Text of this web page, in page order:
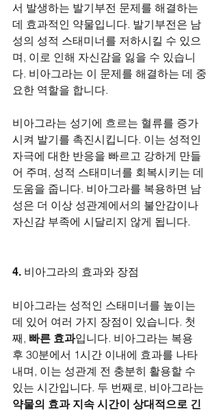
서 발생하는 발기부전 문제를 해결하는
데 효과적인 약물입니다. 발기부전은 남
성의 성적 스태미너를 저하시킬 수 있으
며, 이로 인해 자신감을 잃을 수 있습니
다. 비아그라는 이 문제를 해결하는 데 중
요한 역할을 합니다.
비아그라는 성기에 흐르는 혈류를 증가
시켜 발기를 촉진시킵니다. 이는 성적인
자극에 대한 반응을 빠르고 강하게 만들
어 주며, 성적 스태미너를 회복시키는 데
도움을 줍니다. 비아그라를 복용하면 남
성은 더 이상 성관계에서의 불안감이나
자신감 부족에 시달리지 않게 됩니다.
4. 비아그라의 효과와 장점
비아그라는 성적인 스태미너를 높이는
데 있어 여러 가지 장점이 있습니다. 첫
째, 빠른 효과입니다. 비아그라는 복용
후 30분에서 1시간 이내에 효과를 나타
내며, 이는 성관계 전 충분히 활용할 수
있는 시간입니다. 두 번째로, 비아그라는
약물의 효과 지속 시간이 상대적으로 긴